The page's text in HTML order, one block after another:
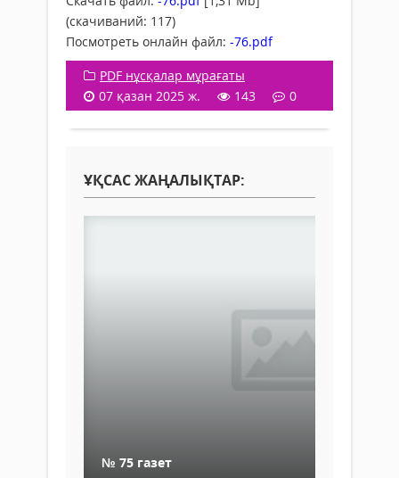
(cкачиваний: 117)
Посмотреть онлайн файл: -76.pdf
PDF нұсқалар мұрағаты
07 қазан 2025 ж.
143 0
ҰҚСАС ЖАҢАЛЫҚТАР:
№ 75 газет